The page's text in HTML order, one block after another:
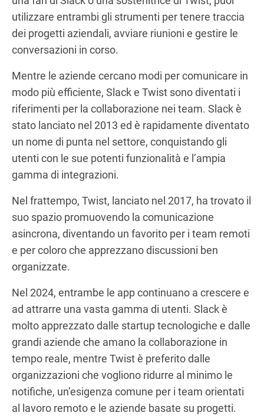
utilizzare entrambi gli strumenti per tenere traccia
dei progetti aziendali, avviare riunioni e gestire le
conversazioni in corso.
Mentre le aziende cercano modi per comunicare in
modo più efficiente, Slack e Twist sono diventati i
riferimenti per la collaborazione nei team. Slack è
stato lanciato nel 2013 ed è rapidamente diventato
un nome di punta nel settore, conquistando gli
utenti con le sue potenti funzionalità e l’ampia
gamma di integrazioni.
Nel frattempo, Twist, lanciato nel 2017, ha trovato il
suo spazio promuovendo la comunicazione
asincrona, diventando un favorito per i team remoti
e per coloro che apprezzano discussioni ben
organizzate.
Nel 2024, entrambe le app continuano a crescere e
ad attrarre una vasta gamma di utenti. Slack è
molto apprezzato dalle startup tecnologiche e dalle
grandi aziende che amano la collaborazione in
tempo reale, mentre Twist è preferito dalle
organizzazioni che vogliono ridurre al minimo le
notifiche, un’esigenza comune per i team orientati
al lavoro remoto e le aziende basate su progetti.